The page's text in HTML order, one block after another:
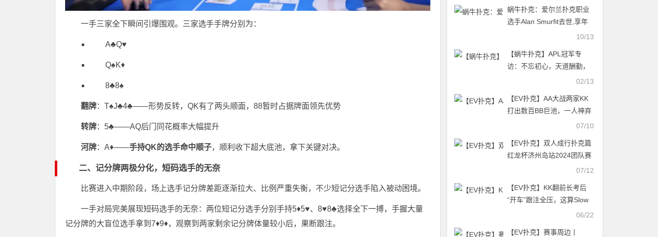
一手三家全下瞬间引爆围观。三家选手手牌分别为：
A♣️Q♥️
Q♠️K♦️
8♣️8♠️
翻牌：T♠️J♣️4♣️——形势反转，QK有了两头顺面，88暂时占据牌面领先优势
转牌：5♣️——AQ后门同花概率大幅提升
河牌：A♦️——手持QK的选手命中顺子，顺利收下超大底池，拿下关键对决。
二、记分牌两极分化，短码选手的无奈
比赛进入中期阶段，场上选手记分牌差距逐渐拉大、比例严重失衡，不少短记分选手陷入被动困境。
一手对局完美展现短码选手的无奈：两位短记分选手分别手持5♦️5♥️、8♥️8♣️选择全下一搏，手握大量
记分牌的大盲位选手拿到7♦️9♦️，观察到两家剩余记分牌体量较小后，果断跟注。
蜗牛扑克：爱尔兰扑克职业
选手Alan Smurfit去世,享年
10/13
【蜗牛扑克】​APL冠军专
访：不忘初心，天道酬勤，
致敬研磨者！情人节最新活
02/13
【EV扑克】AA大战两家KK
打出数百BB巨池，一人神弃
牌保住筹码 |2026 WSOP主
07/10
【EV扑克】双人成行扑克篇
红龙杯济州岛站2024团队赛
07/12
【EV扑克】KK翻前长考后
“开车”跟注全压，这算Slow
06/22
【EV扑克】赛事周边丨